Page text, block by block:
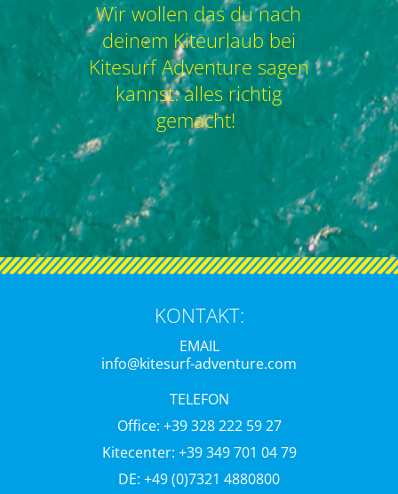
Wir wollen das du nach
deinem Kiteurlaub bei
Kitesurf Adventure sagen
kannst: alles richtig
gemacht!
KONTAKT:
EMAIL
info@kitesurf-adventure.com
TELEFON
Office: +39 328 222 59 27
Kitecenter: +39 349 701 04 79
DE: +49 (0)7321 4880800